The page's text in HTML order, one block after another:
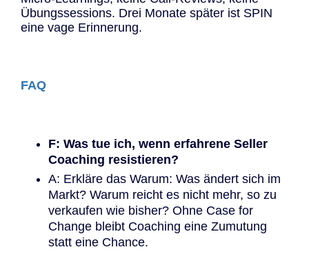
Übungssessions. Drei Monate später ist SPIN
eine vage Erinnerung.
FAQ
F: Was tue ich, wenn erfahrene Seller
Coaching resistieren?
A: Erkläre das Warum: Was ändert sich im
Markt? Warum reicht es nicht mehr, so zu
verkaufen wie bisher? Ohne Case for
Change bleibt Coaching eine Zumutung
statt eine Chance.